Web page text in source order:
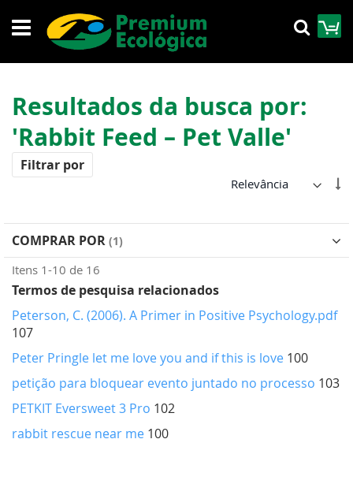
para
o
Resultados da busca por:
'Rabbit Feed – Pet Valle'
Itens 1-10 de 16
Termos de pesquisa relacionados
Peterson, C. (2006). A Primer in Positive Psychology.pdf
107
Peter Pringle let me love you and if this is love 100
petição para bloquear evento juntado no processo 103
PETKIT Eversweet 3 Pro 102
rabbit rescue near me 100
Filtrar por
COMPRAR POR